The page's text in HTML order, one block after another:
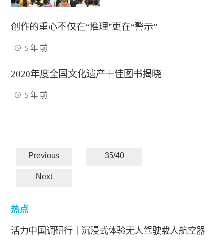
创作的重心不仅在“推理”更在“警示”
5 年 前
2020年度全国文化遗产十佳图书揭晓
5 年 前
Previous 35/40
Next
热点
活力中国调研行｜沉浸式体验无人驾驶载人航空器